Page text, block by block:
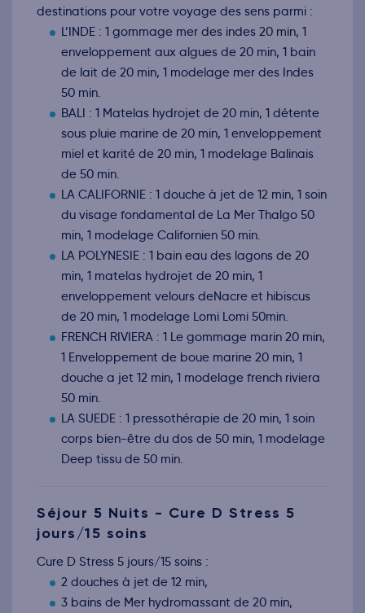
destinations pour votre voyage des sens parmi :
L’INDE : 1 gommage mer des indes 20 min, 1
enveloppement aux algues de 20 min, 1 bain
de lait de 20 min, 1 modelage mer des Indes
50 min.
BALI : 1 Matelas hydrojet de 20 min, 1 détente
sous pluie marine de 20 min, 1 enveloppement
miel et karité de 20 min, 1 modelage Balinais
de 50 min.
LA CALIFORNIE : 1 douche à jet de 12 min, 1 soin
du visage fondamental de La Mer Thalgo 50
min, 1 modelage Californien 50 min.
LA POLYNESIE : 1 bain eau des lagons de 20
min, 1 matelas hydrojet de 20 min, 1
enveloppement velours deNacre et hibiscus
de 20 min, 1 modelage Lomi Lomi 50min.
FRENCH RIVIERA : 1 Le gommage marin 20 min,
1 Enveloppement de boue marine 20 min, 1
douche a jet 12 min, 1 modelage french riviera
50 min.
LA SUEDE : 1 pressothérapie de 20 min, 1 soin
corps bien-être du dos de 50 min, 1 modelage
Deep tissu de 50 min.
Séjour 5 Nuits - Cure D Stress 5
jours/15 soins
Cure D Stress 5 jours/15 soins :
2 douches à jet de 12 min,
3 bains de Mer hydromassant de 20 min,